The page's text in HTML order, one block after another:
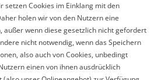
setzen Cookies im Einklang mit den
holen wir von den Nutzern eine
außer wenn diese gesetzlich nicht gefordert
nicht notwendig, wenn das Speichern
also auch von Cookies, unbedingt
einen von ihnen ausdrücklich